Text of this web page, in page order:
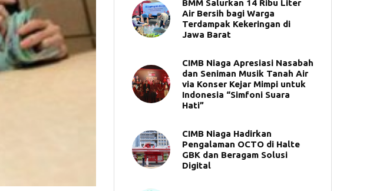
BMM Salurkan 14 Ribu Liter
Air Bersih bagi Warga
Terdampak Kekeringan di
Jawa Barat
CIMB Niaga Apresiasi Nasabah
dan Seniman Musik Tanah Air
via Konser Kejar Mimpi untuk
Indonesia “Simfoni Suara
Hati”
CIMB Niaga Hadirkan
Pengalaman OCTO di Halte
GBK dan Beragam Solusi
Digital